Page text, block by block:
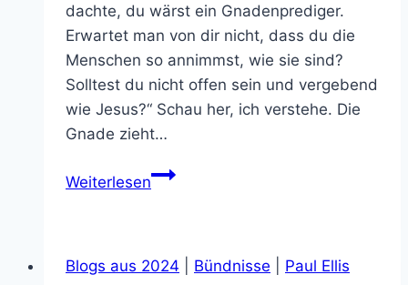
dachte, du wärst ein Gnadenprediger.
Erwartet man von dir nicht, dass du die
Menschen so annimmst, wie sie sind?
Solltest du nicht offen sein und vergebend
wie Jesus?“ Schau her, ich verstehe. Die
Gnade zieht…
WeiterlesenVerliere
wenn
Blogs aus 2024 Bündnisse Paul Ellis